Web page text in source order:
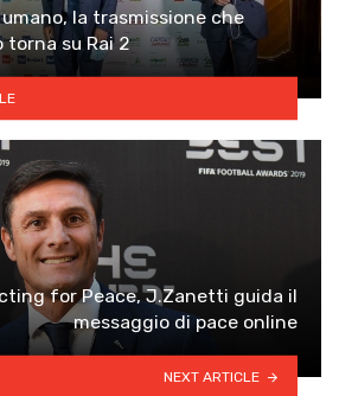
la trasmissione che
torna su Rai 2
for Peace, J.Zanetti guida il
messaggio di pace online
NEXT ARTICLE